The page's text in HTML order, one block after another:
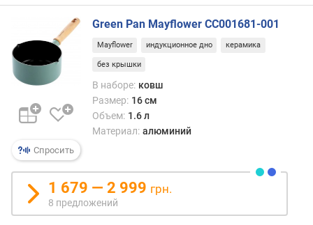
и
х
д
е
ш
в
ы
м
п
о
Спросить
Green Pan Mayflower CC001681-001
Mayflower индукционное дно керамика
без крышки
В наборе: ковш
Размер: 16 см
Объем: 1.6 л
Материал: алюминий
1 679 — 2 999 грн.
8 предложений